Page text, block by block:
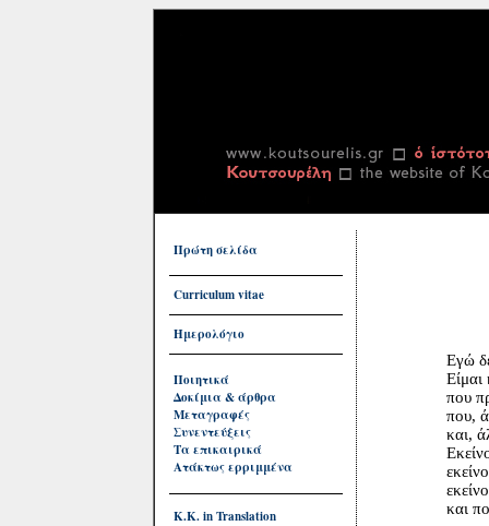
Πρώτη σελίδα
Curriculum vitae
Ημερολόγιο
Ποιητικά
Δοκίμια & άρθρα
Μεταγραφές
Συνεντεύξεις
Τα επικαιρικά
Ατάκτως ερριμμένα
Κ.Κ. in Translation
Εγώ δεν
Είμαι
που
που,
και,
Εκείνος
εκείνος
εκείνος
και που θα